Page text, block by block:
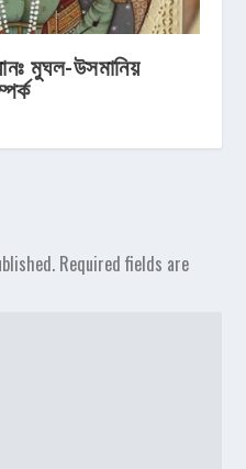
মুঘল-উসমানিয়
Required fields are